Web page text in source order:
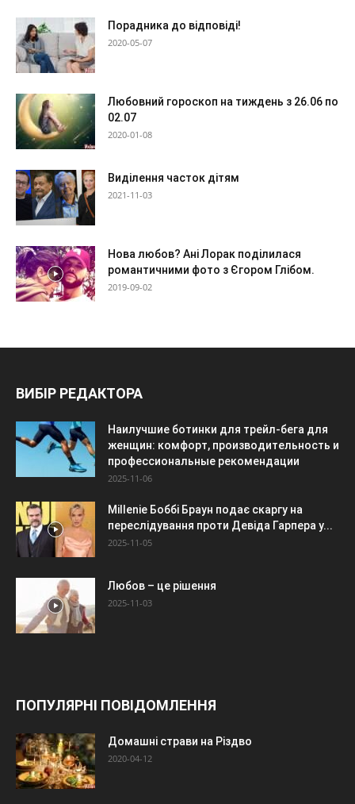
Порадника до відповіді!
2020-05-07
Любовний гороскоп на тиждень з 26.06 по
02.07
2020-01-08
Виділення часток дітям
2021-11-03
Нова любов? Ані Лорак поділилася
романтичними фото з Єгором Глібом.
2019-09-02
ВИБІР РЕДАКТОРА
Наилучшие ботинки для трейл-бега для
женщин: комфорт, производительность и
профессиональные рекомендации
2025-11-06
Millenie Боббі Браун подає скаргу на
переслідування проти Девіда Гарпера у...
2025-11-05
Любов – це рішення
2025-11-03
ПОПУЛЯРНІ ПОВІДОМЛЕННЯ
Домашні страви на Різдво
2020-04-12